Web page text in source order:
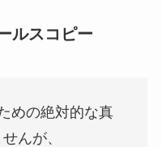
ルスコピー
めの絶対的な真
んが、